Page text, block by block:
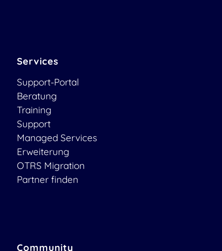
Services
Support-Portal
Beratung
Training
Support
Managed Services
Erweiterung
OTRS Migration
Partner finden
Community